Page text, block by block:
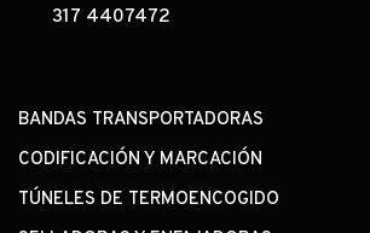
317 4407472
BANDAS TRANSPORTADORAS
CODIFICACIÓN Y MARCACIÓN
TÚNELES DE TERMOENCOGIDO